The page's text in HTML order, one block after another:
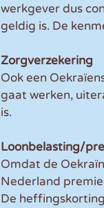
werkgever dus
geldig is. De
Zorgverzekering
Ook een
gaat werken,
is.
Loonbelasting/
Omdat de
Nederland
De